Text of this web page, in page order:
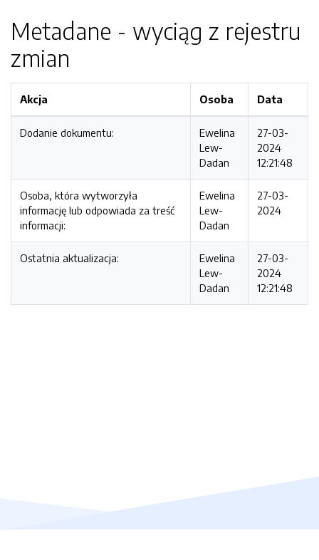
Metadane - wyciąg z rejestru
zmian
Akcja Osoba Data
Dodanie dokumentu:
Ewelina
Lew-
Dadan
27-03-
2024
12:21:48
Osoba, która wytworzyła
informację lub odpowiada za treść
informacji:
Ewelina
Lew-
Dadan
27-03-
2024
Ostatnia aktualizacja:
Ewelina
Lew-
Dadan
27-03-
2024
12:21:48